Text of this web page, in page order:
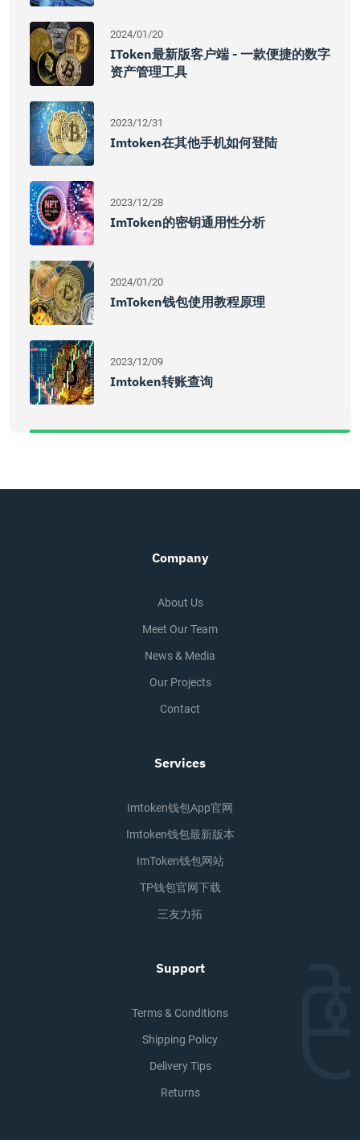
2024/01/20
IToken最新版客户端 - 一款便捷的数字
资产管理工具
2023/12/31
Imtoken在其他手机如何登陆
2023/12/28
ImToken的密钥通用性分析
2024/01/20
ImToken钱包使用教程原理
2023/12/09
Imtoken转账查询
Company
About Us
Meet Our Team
News & Media
Our Projects
Contact
Services
Imtoken钱包app官网
Imtoken钱包最新版本
ImToken钱包网站
TP钱包官网下载
三友力拓
Support
Terms & Conditions
Shipping Policy
Delivery Tips
Returns